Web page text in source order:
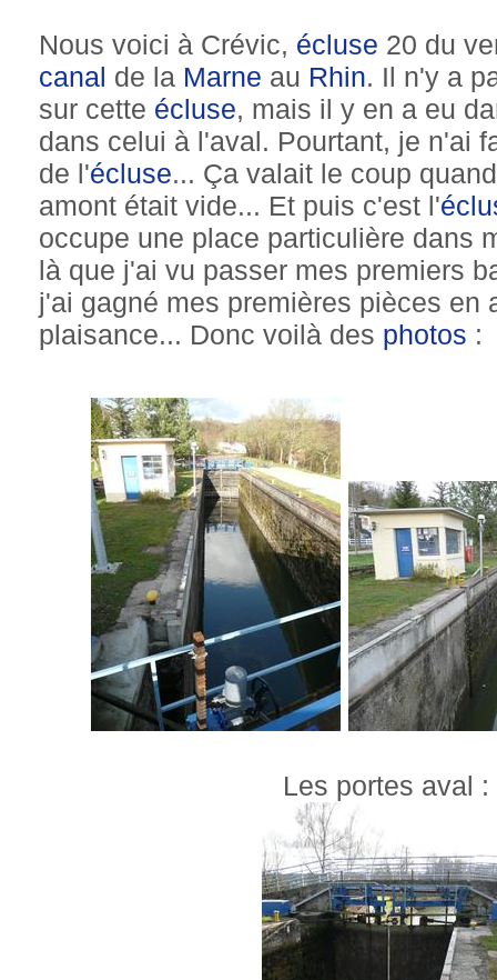
Nous voici à Crévic, écluse 20 du
canal de la Marne au Rhin. Il n'y a
sur cette écluse, mais il y en a eu
dans celui à l'aval. Pourtant, je n'ai
de l'écluse... Ça valait le coup
amont était vide... Et puis c'est l'
occupe une place particulière dans
là que j'ai vu passer mes premiers
j'ai gagné mes premières pièces en
plaisance... Donc voilà des photos :
Les portes aval :